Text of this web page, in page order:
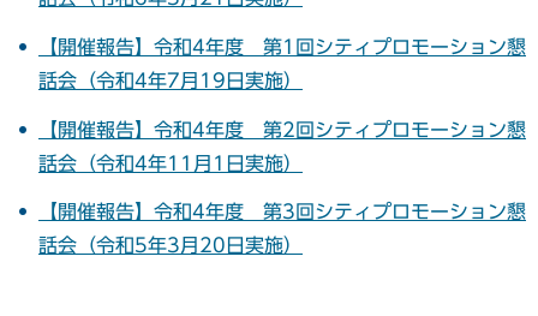
【開催報告】令和4年度 第1回シティプロモーション懇
話会（令和4年7月19日実施）
【開催報告】令和4年度 第2回シティプロモーション懇
話会（令和4年11月1日実施）
【開催報告】令和4年度 第3回シティプロモーション懇
話会（令和5年3月20日実施）